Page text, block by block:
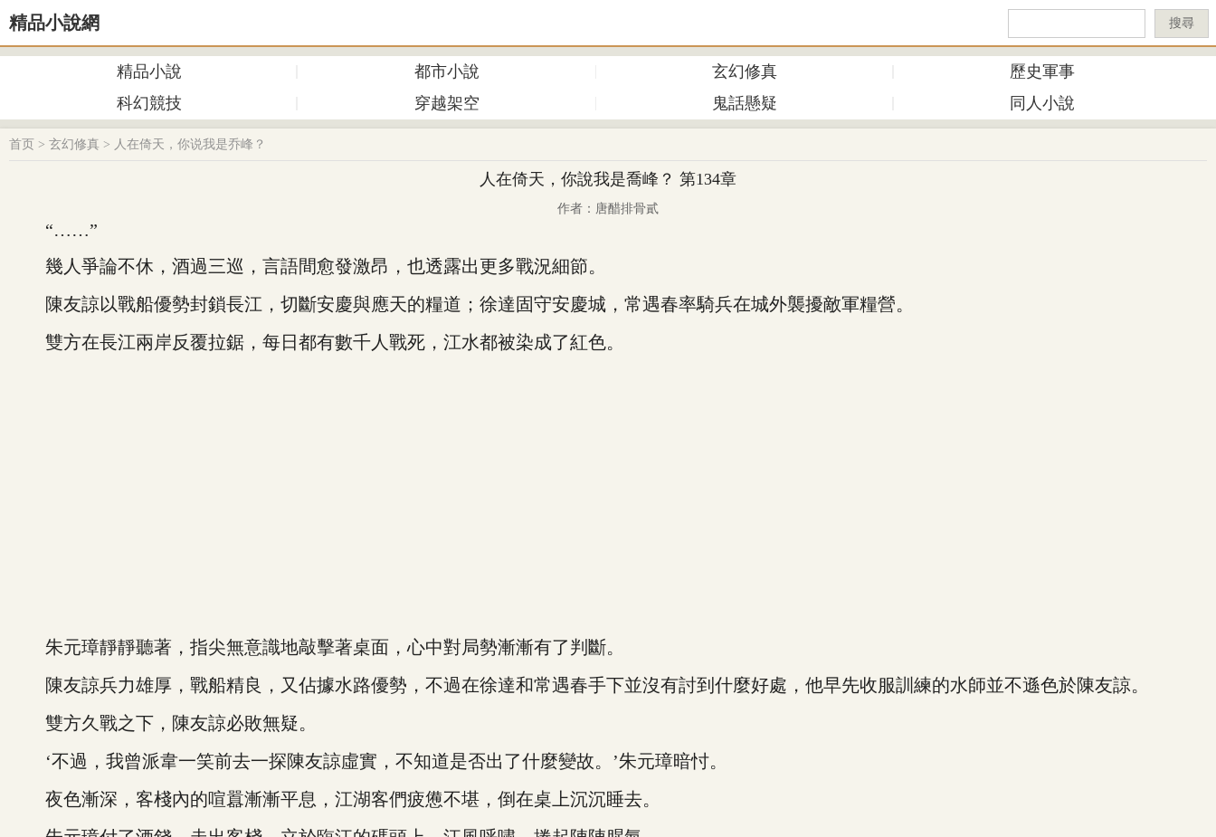
精品小說網 搜尋
精品小說 都市小說 玄幻修真
歷史軍事
科幻競技
穿越架空 鬼話懸疑 同人小說
首页 > 玄幻修真 > 人在倚天，你说我是乔峰？
人在倚天，你說我是喬峰？ 第134章
作者：唐醋排骨貳
“……”
幾人爭論不休，酒過三巡，言語間愈發激昂，也透露出更多戰況細節。
陳友諒以戰船優勢封鎖長江，切斷安慶與應天的糧道；徐達固守安慶城，常遇春率騎兵在城外襲擾敵軍糧營。
雙方在長江兩岸反覆拉鋸，每日都有數千人戰死，江水都被染成了紅色。
朱元璋靜靜聽著，指尖無意識地敲擊著桌面，心中對局勢漸漸有了判斷。
陳友諒兵力雄厚，戰船精良，又佔據水路優勢，不過在徐達和常遇春手下並沒有討到什麼好處，他早先收服訓練的水師並不遜色於陳友諒。
雙方久戰之下，陳友諒必敗無疑。
‘不過，我曾派韋一笑前去一探陳友諒虛實，不知道是否出了什麼變故。’朱元璋暗忖。
夜色漸深，客棧內的喧囂漸漸平息，江湖客們疲憊不堪，倒在桌上沉沉睡去。